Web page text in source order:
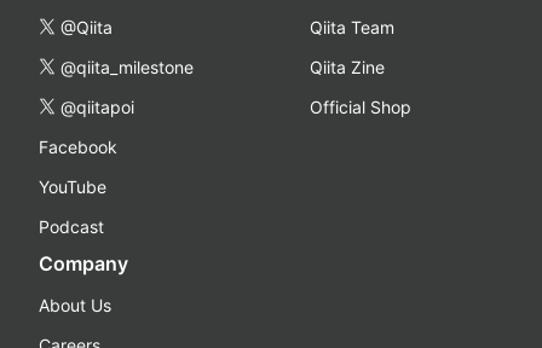
@Qiita
@qiita_milestone
@qiitapoi
Facebook
YouTube
Podcast
Qiita Team
Qiita Zine
Official Shop
Company
About Us